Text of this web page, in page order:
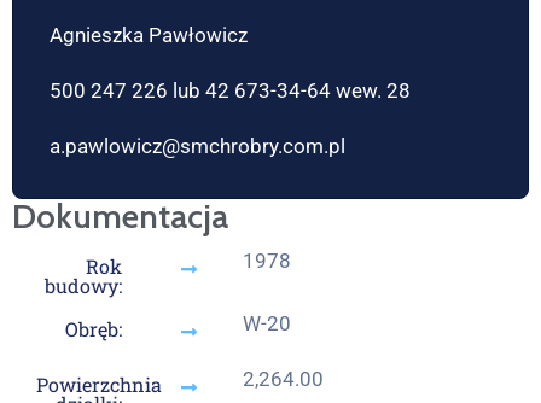
Agnieszka Pawłowicz
500 247 226 lub 42 673-34-64 wew. 28
a.pawlowicz@smchrobry.com.pl
Dokumentacja
Rok
budowy:
1978
Obręb: W-20
Powierzchnia 2,264.00